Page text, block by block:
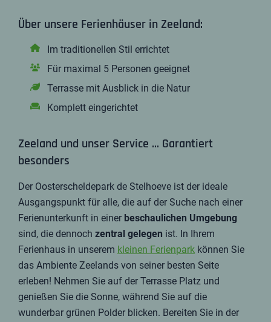
Über unsere Ferienhäuser in Zeeland:
Im traditionellen Stil errichtet
Für maximal 5 Personen geeignet
Terrasse mit Ausblick in die Natur
Komplett eingerichtet
Zeeland und unser Service ... Garantiert
besonders
Der Oosterscheldepark de Stelhoeve ist der ideale
Ausgangspunkt für alle, die auf der Suche nach einer
Ferienunterkunft in einer beschaulichen Umgebung
sind, die dennochzentral gelegen ist. In Ihrem
Ferienhaus in unserem kleinen Ferienpark können Sie
das Ambiente Zeelands von seiner besten Seite
erleben! Nehmen Sie auf der Terrasse Platz und
genießen Sie die Sonne, während Sie auf die
wunderbar grünen Polder blicken. Bereiten Sie in der